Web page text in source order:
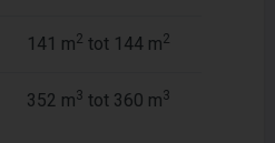
141 m2 tot 144 m2
352 m3 tot 360 m3